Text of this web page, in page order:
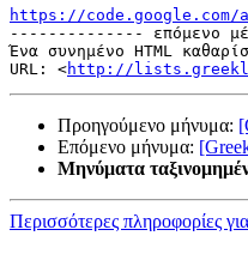
https://code.google.com/
-------------- επόμενο
Ένα συνημένο HTML
URL: <http://
Προηγούμενο μήνυμα:
Επόμενο μήνυμα:
Μηνύματα
Περισσότερες πληροφορίες